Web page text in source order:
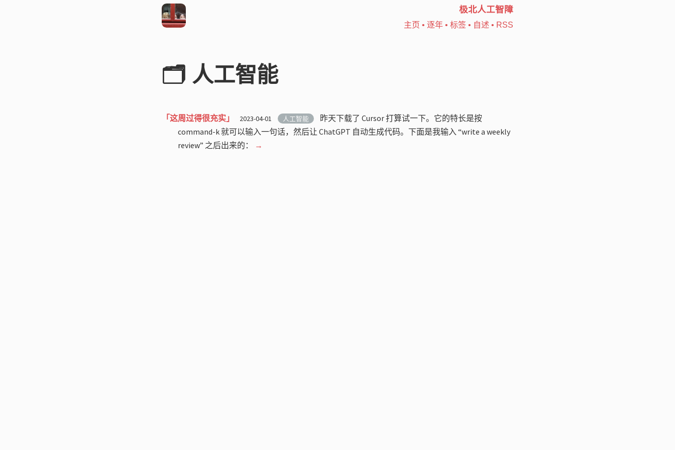
极北人工智障
主页 • 逐年• 标签• 自述 • RSS
🗂️ 人工智能
「这周过得很充实」 2023-04-01 人工智能
昨天下载了 Cursor 打算试一下。它的特长是按
command-k 就可以输入一句话，然后让 ChatGPT 自动生成代码。下面是我输入 “write a weekly
review” 之后出来的：
→